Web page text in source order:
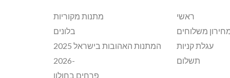
ראשי
משלוחים
עגלת קניות
תשלום
מתנות מקוריות
בלונים
המתנות האהובות בישראל 2025
-2026
פרחים בחולון